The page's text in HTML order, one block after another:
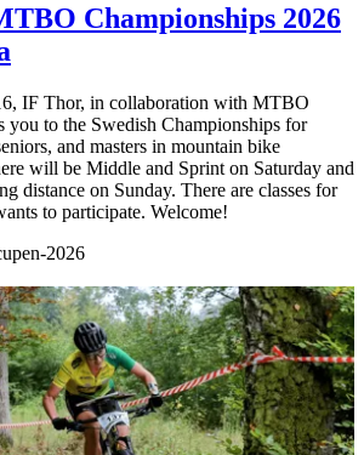
Championships 2026
IF Thor, in collaboration with MTBO
you to the Swedish Championships for
and masters in mountain bike
will be Middle and Sprint on Saturday and
distance on Sunday. There are classes for
to participate. Welcome!
2026